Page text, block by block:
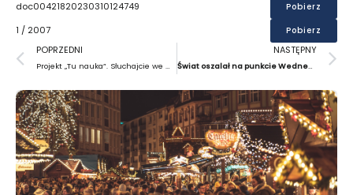
doc00421820230310124749
Pobierz
1 / 2007
Pobierz
Prev
POPRZEDNI
Projekt „Tu nauka”. Słuchajcie we wtorki o 12:30 w Radiu Kampus!
NASTĘPNY
Świat oszalał na punkcie Wednesday Addams. Czy sukces produkcji Netfliksa był do przewidzenia?